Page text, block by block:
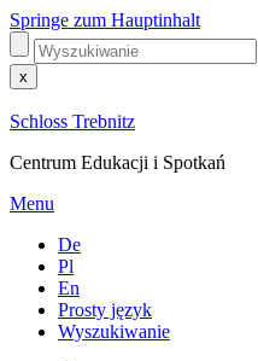
Springe zum Hauptinhalt
x
Schloss Trebnitz
Centrum Edukacji i Spotkań
Menu
De
Pl
En
Prosty język
Wyszukiwanie